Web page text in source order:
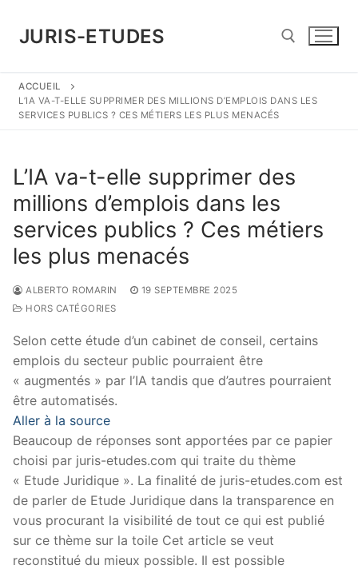
contenu
JURIS-ETUDES
Rechercher :
ACCUEIL
L’IA VA-T-ELLE SUPPRIMER DES MILLIONS D’EMPLOIS DANS LES
SERVICES PUBLICS ? CES MÉTIERS LES PLUS MENACÉS
L’IA va-t-elle supprimer des
millions d’emplois dans les
services publics ? Ces métiers
les plus menacés
ALBERTO ROMARIN
19 SEPTEMBRE 2025
HORS CATÉGORIES
Selon cette étude d’un cabinet de conseil, certains
emplois du secteur public pourraient être
« augmentés » par l’IA tandis que d’autres pourraient
être automatisés.
Aller à la source
Beaucoup de réponses sont apportées par ce papier
choisi par juris-etudes.com qui traite du thème
« Etude Juridique ». La finalité de juris-etudes.com est
de parler de Etude Juridique dans la transparence en
vous procurant la visibilité de tout ce qui est publié
sur ce thème sur la toile Cet article se veut
reconstitué du mieux possible. Il est possible